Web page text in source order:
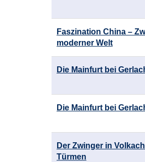
Faszination China –
moderner Welt
Die Mainfurt bei
Die Mainfurt bei
Der Zwinger in
Türmen